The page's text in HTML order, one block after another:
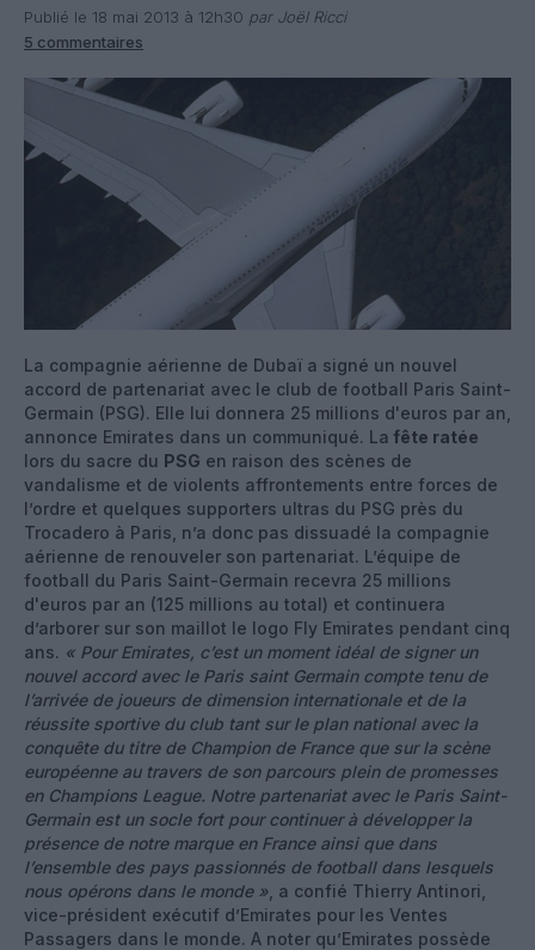
Publié le 18 mai 2013 à 12h30 par Joël Ricci
5 commentaires
La compagnie aérienne de Dubaï a signé un nouvel
accord de partenariat avec le club de football Paris Saint-
Germain (PSG). Elle lui donnera 25 millions d'euros par an,
annonce Emirates dans un communiqué. La fête ratée
lors du sacre du PSG en raison des scènes de
vandalisme et de violents affrontements entre forces de
l’ordre et quelques supporters ultras du PSG près du
Trocadero à Paris, n’a donc pas dissuadé la compagnie
aérienne de renouveler son partenariat. L’équipe de
football du Paris Saint-Germain recevra 25 millions
d'euros par an (125 millions au total) et continuera
d’arborer sur son maillot le logo Fly Emirates pendant cinq
ans. « Pour Emirates, c’est un moment idéal de signer un
nouvel accord avec le Paris saint Germain compte tenu de
l’arrivée de joueurs de dimension internationale et de la
réussite sportive du club tant sur le plan national avec la
conquête du titre de Champion de France que sur la scène
européenne au travers de son parcours plein de promesses
en Champions League. Notre partenariat avec le Paris Saint-
Germain est un socle fort pour continuer à développer la
présence de notre marque en France ainsi que dans
l’ensemble des pays passionnés de football dans lesquels
nous opérons dans le monde » , a confié Thierry Antinori,
vice-président exécutif d’Emirates pour les Ventes
Passagers dans le monde. A noter qu’Emirates possède